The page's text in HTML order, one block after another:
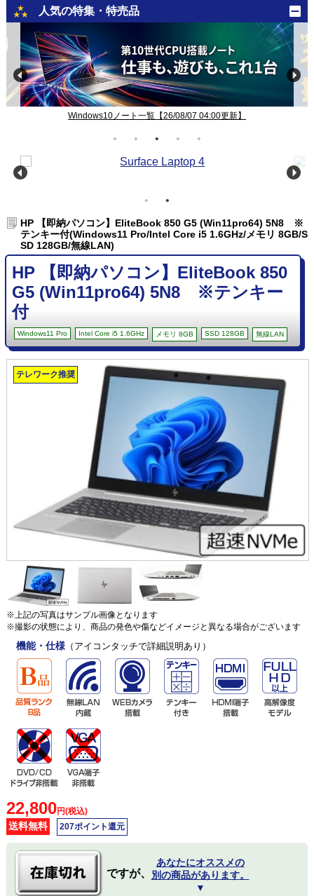
人気の特集・特売品
Windows10ノート一覧【26/08/07 04:00更新】
HP 【即納パソコン】EliteBook 850 G5 (Win11pro64) 5N8 ※
テンキー付(Windows11 Pro/Intel Core i5 1.6GHz/メモリ 8GB/S
SD 128GB/無線LAN)
HP 【即納パソコン】EliteBook 850
G5 (Win11pro64) 5N8 ※テンキー
付
Windows11 Pro Intel Core i5 1.6GHz メモリ 8GB SSD 128GB 無線LAN
テレワーク推奨
※上記の写真はサンプル画像となります
※撮影の状態により、商品の発色や傷などイメージと異なる場合がございます
機能・仕様（アイコンタッチで詳細説明あり）
22,800円(税込)
送料無料 207ポイント還元
ですが、
あなたにオススメの
別の商品があります。
▼